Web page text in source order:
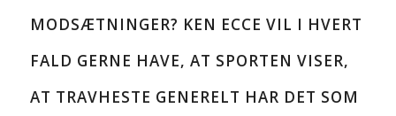
MODSÆTNINGER? KEN ECCE VIL I HVERT
FALD GERNE HAVE, AT SPORTEN VISER,
AT TRAVHESTE GENERELT HAR DET SOM